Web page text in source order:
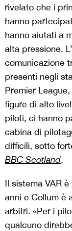
rivelato che i
hanno
hanno aiutati a
alta pressione.
comunicazione
presenti negli
Premier
figure di alto
piloti, ci hanno
cabina di
difficili, sotto
BBC Scotland.
Il sistema VAR
anni e Collum è
arbitri. «Per i
qualcuno